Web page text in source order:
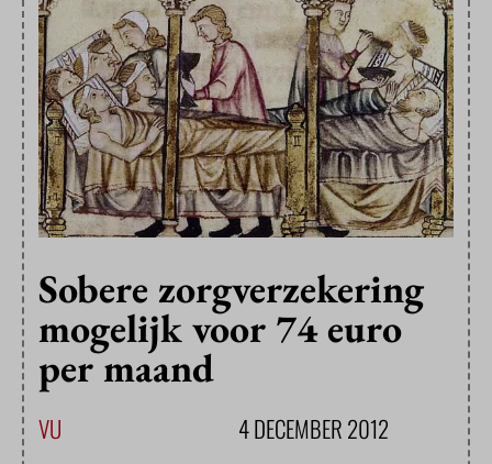
Sobere zorgverzekering
mogelijk voor 74 euro
per maand
VU 4 DECEMBER 2012